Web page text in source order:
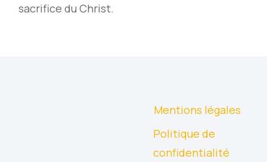
sacrifice du Christ.
Mentions légales
Politique de
confidentialité